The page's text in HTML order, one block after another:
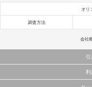
オリ
調査方法
会社
当サイトで公開されている情報（文字利